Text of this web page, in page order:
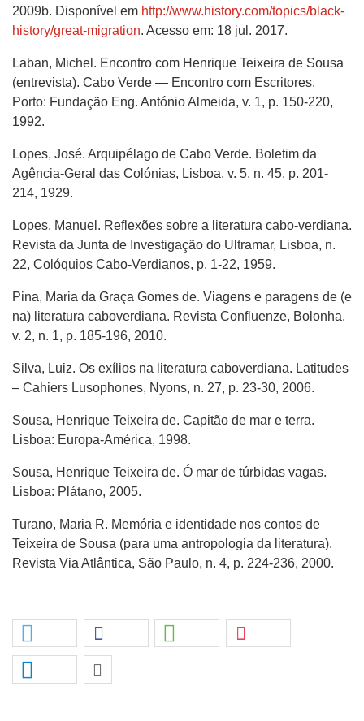
2009b. Disponível em http://www.history.com/topics/black-
history/great-migration. Acesso em: 18 jul. 2017.
Laban, Michel. Encontro com Henrique Teixeira de Sousa
(entrevista). Cabo Verde — Encontro com Escritores.
Porto: Fundação Eng. António Almeida, v. 1, p. 150-220,
1992.
Lopes, José. Arquipélago de Cabo Verde. Boletim da
Agência-Geral das Colónias, Lisboa, v. 5, n. 45, p. 201-
214, 1929.
Lopes, Manuel. Reflexões sobre a literatura cabo-verdiana.
Revista da Junta de Investigação do Ultramar, Lisboa, n.
22, Colóquios Cabo-Verdianos, p. 1-22, 1959.
Pina, Maria da Graça Gomes de. Viagens e paragens de (e
na) literatura caboverdiana. Revista Confluenze, Bolonha,
v. 2, n. 1, p. 185-196, 2010.
Silva, Luiz. Os exílios na literatura caboverdiana. Latitudes
– Cahiers Lusophones, Nyons, n. 27, p. 23-30, 2006.
Sousa, Henrique Teixeira de. Capitão de mar e terra.
Lisboa: Europa-América, 1998.
Sousa, Henrique Teixeira de. Ó mar de túrbidas vagas.
Lisboa: Plátano, 2005.
Turano, Maria R. Memória e identidade nos contos de
Teixeira de Sousa (para uma antropologia da literatura).
Revista Via Atlântica, São Paulo, n. 4, p. 224-236, 2000.